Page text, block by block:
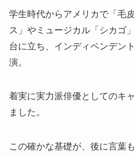
学生時代からアメリカで「毛
ス」やミュージカル「シカゴ
台に立ち、インディペンデン
演。
着実に実力派俳優としてのキ
ました。
この確かな基礎が、後に言葉